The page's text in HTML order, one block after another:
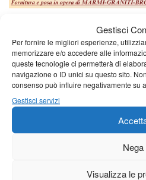
Gestisci
Per fornire le migliori esperienze,
memorizzare e/o accedere alle
queste tecnologie ci permetterà di
navigazione o ID unici su questo sito.
consenso può influire negativamente su
Gestisci servizi
Nega
Visualizza le